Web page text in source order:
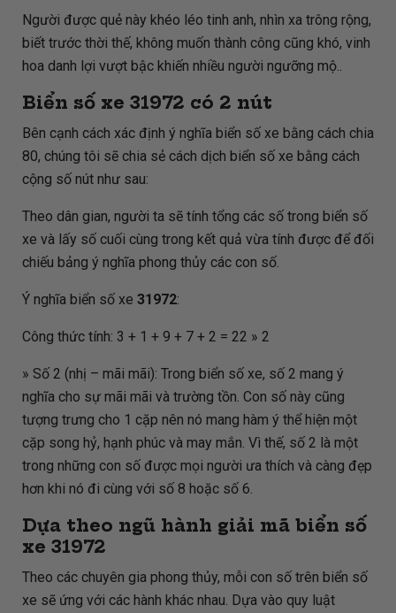
Người được quẻ này khéo léo tinh anh, nhìn xa trông rộng,
biết trước thời thế, không muốn thành công cũng khó, vinh
hoa danh lợi vượt bậc khiến nhiều người ngưỡng mộ..
Biển số xe 31972 có 2 nút
Bên cạnh cách xác định ý nghĩa biển số xe bằng cách chia
80, chúng tôi sẽ chia sẻ cách dịch biển số xe bằng cách
cộng số nút như sau:
Theo dân gian, người ta sẽ tính tổng các số trong biển số
xe và lấy số cuối cùng trong kết quả vừa tính được để đối
chiếu bảng ý nghĩa phong thủy các con số.
Ý nghĩa biển số xe 31972:
Công thức tính: 3 + 1 + 9 + 7 + 2 = 22 » 2
» Số 2 (nhị – mãi mãi): Trong biển số xe, số 2 mang ý
nghĩa cho sự mãi mãi và trường tồn. Con số này cũng
tượng trưng cho 1 cặp nên nó mang hàm ý thể hiện một
cặp song hỷ, hạnh phúc và may mắn. Vì thế, số 2 là một
trong những con số được mọi người ưa thích và càng đẹp
hơn khi nó đi cùng với số 8 hoặc số 6.
Dựa theo ngũ hành giải mã biển số
xe 31972
Theo các chuyên gia phong thủy, mỗi con số trên biển số
xe sẽ ứng với các hành khác nhau. Dựa vào quy luật